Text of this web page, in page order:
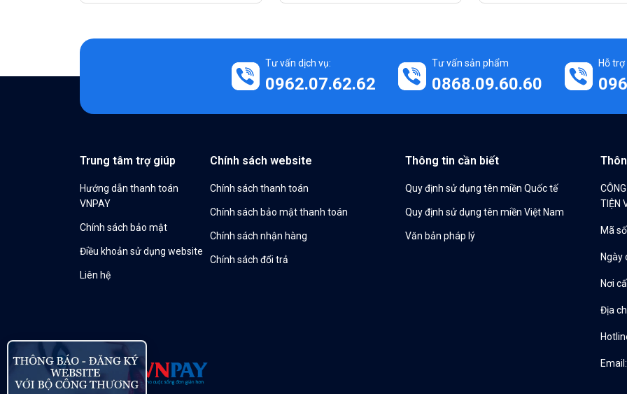
Tư vấn dịch vụ:
0962.07.62.62
Tư vấn sản phẩm
0868.09.60.60
Hỗ
Trung tâm trợ giúp
Hướng dẫn thanh toán
VNPAY
Chính sách bảo mật
Điều khoản sử dụng website
Liên hệ
Chính sách website
Chính sách thanh toán
Chính sách bảo mật thanh toán
Chính sách nhận hàng
Chính sách đổi trả
Thông tin cần biết
Quy định sử dụng tên miền Quốc tế
Quy định sử dụng tên miền Việt Nam
Văn bản pháp lý
TIỆN
Mã
Ngày
Nơi
Địa